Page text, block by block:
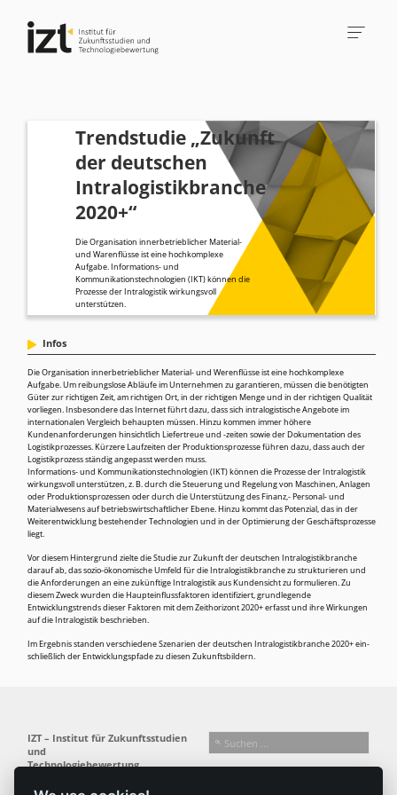
Trendstudie „Zukunft
der deutschen
Intralogistikbranche
2020+“
Die Organisation innerbetrieblicher Material-
und Warenflüsse ist eine hochkomplexe
Aufgabe. Informations- und
Kommunikationstechnologien (IKT) können die
Prozesse der Intralogistik wirkungsvoll
unterstützen.
Die Organisation innerbetrieblicher Material- und Werenflüsse ist eine hochkomplexe
Aufgabe. Um reibungslose Abläufe im Unternehmen zu garantieren, müssen die benötigten
Güter zur richtigen Zeit, am richtigen Ort, in der richtigen Menge und in der richtigen Qualität
vorliegen. Insbesondere das Internet führt dazu, dass sich intralogistische Angebote im
internationalen Vergleich behaupten müssen. Hinzu kommen immer höhere
Kundenanforderungen hinsichtlich Liefertreue und -zeiten sowie der Dokumentation des
Logistikprozesses. Kürzere Laufzeiten der Produktionsprozesse führen dazu, dass auch der
Logistikprozess ständig angepasst werden muss.
Informations- und Kommunikationstechnologien (IKT) können die Prozesse der Intralogistik
wirkungsvoll unterstützen, z. B. durch die Steuerung und Regelung von Maschinen, Anlagen
oder Produktionsprozessen oder durch die Unterstützung des Finanz,- Personal- und
Material­wesens auf betriebswirtschaftlicher Ebene. Hinzu kommt das Potenzial, das in der
Weiterent­wicklung bestehender Technologien und in der Optimierung der Geschäftsprozesse
liegt.
Vor diesem Hintergrund zielte die Studie zur Zukunft der deutschen Intralogistikbranche
darauf ab, das sozio-ökonomische Umfeld für die Intralogistikbranche zu strukturieren und
die Anforderungen an eine zukünftige Intralogistik aus Kundensicht zu formulieren. Zu
diesem Zweck wurden die Haupteinflussfaktoren identifiziert, grundlegende
Entwicklungstrends dieser Faktoren mit dem Zeithorizont 2020+ erfasst und ihre Wirkungen
auf die Intralogistik beschrieben.
Im Ergebnis standen verschiedene Szenarien der deutschen Intralogistikbranche 2020+ ein­
schließlich der Entwicklungspfade zu diesen Zukunftsbildern.
Infos
IZT – Institut für Zukunftsstudien
und
Technologiebewertung